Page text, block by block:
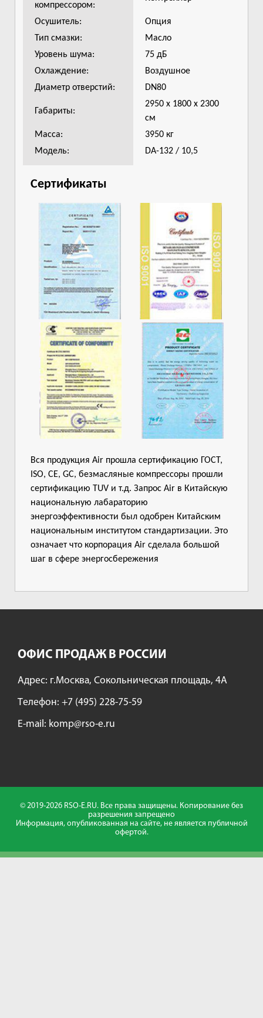
компрессором:
Осушитель:
Опция
Тип смазки:
Масло
Уровень шума:
75 дБ
Охлаждение:
Воздушное
Диаметр отверстий:
DN80
Габариты:
2950 х 1800 х 2300
см
Масса:
3950 кг
Модель:
DA-132 / 10,5
Сертификаты
Вся продукция Air прошла сертификацию ГОСТ,
ISO, CE, GC, безмасляные компрессоры прошли
сертификацию TUV и т.д. Запрос Air в Китайскую
национальную лабараторию
энергоэффективности был одобрен Китайским
национальным институтом стандартизации. Это
означает что корпорация Air сделала большой
шаг в сфере энергосбережения
ОФИС ПРОДАЖ В РОССИИ
Адрес: г.Москва, Сокольническая площадь, 4А
Tелефон: +7 (495) 228-75-59
E-mail: komp@rso-e.ru
© 2019-2026 RSO-E.RU. Все права защищены. Копирование без
разрешения запрещено
Информация, опубликованная на сайте, не является публичной
офертой.